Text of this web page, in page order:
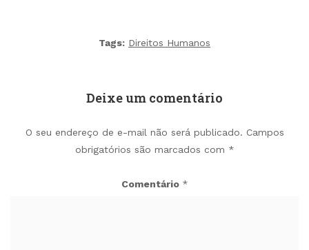
Tags: Direitos Humanos
Deixe um comentário
O seu endereço de e-mail não será publicado. Campos
obrigatórios são marcados com *
Comentário *